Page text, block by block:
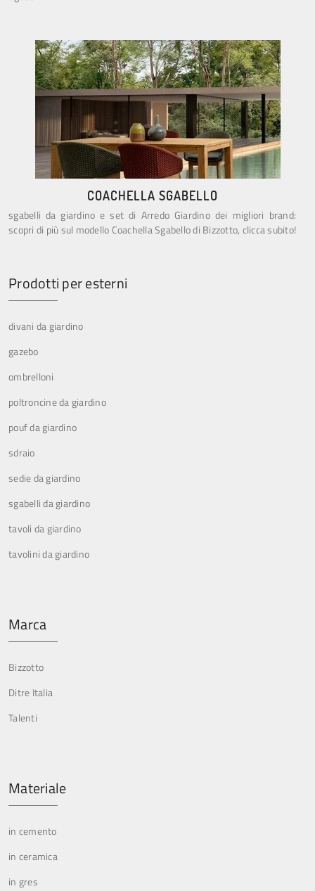
COACHELLA SGABELLO
sgabelli da giardino e set di Arredo Giardino dei migliori brand:
scopri di più sul modello Coachella Sgabello di Bizzotto, clicca subito!
Prodotti per esterni
divani da giardino
gazebo
ombrelloni
poltroncine da giardino
pouf da giardino
sdraio
sedie da giardino
sgabelli da giardino
tavoli da giardino
tavolini da giardino
Marca
Bizzotto
Ditre Italia
Talenti
Materiale
in cemento
in ceramica
in gres